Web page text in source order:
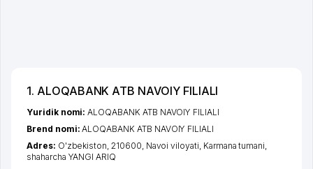
1. ALOQABANK ATB NAVOIY FILIALI
Yuridik nomi:ALOQABANK ATB NAVOIY FILIALI
Brend nomi:ALOQABANK ATB NAVOIY FILIALI
Adres: O'zbekiston, 210600, Navoi viloyati, Karmana tumani,
shaharcha YANGI ARIQ